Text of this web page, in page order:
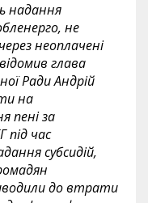
надання
не
неоплачені
глава
Ради Андрій
на
пені за
під час
субсидій,
до втрати